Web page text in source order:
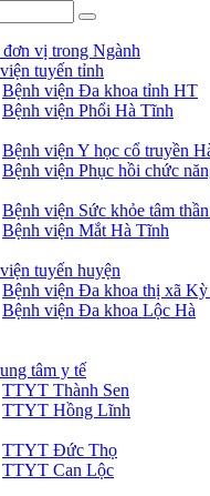
vị trong Ngành
tuyến tỉnh
Bệnh viện Đa khoa tỉnh HT
Bệnh viện Phổi Hà Tĩnh
Bệnh viện Y học cổ truyền
Bệnh viện Phục hồi chức
Bệnh viện Sức khỏe tâm
Bệnh viện Mắt Hà Tĩnh
tuyến huyện
Bệnh viện Đa khoa thị xã
Bệnh viện Đa khoa Lộc Hà
tâm y tế
TTYT Thành Sen
TTYT Hồng Lĩnh
TTYT Đức Thọ
TTYT Can Lộc